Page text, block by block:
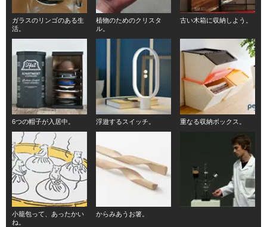
ガラスのリンゴのある生
活。
植物のためのクリスタ
ル。
古い木箱に収納しよう。
6つの帽子が入居中。 浮遊するスイッチ。 重なる収納ボックス。
小籠包って、あったかい
ね。
からみあうお箸。